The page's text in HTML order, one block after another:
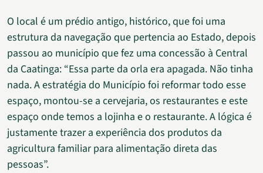
O local é um prédio antigo, histórico, que foi uma
estrutura da navegação que pertencia ao Estado, depois
passou ao município que fez uma concessão à Central
da Caatinga: “Essa parte da orla era apagada. Não tinha
nada. A estratégia do Município foi reformar todo esse
espaço, montou-se a cervejaria, os restaurantes e este
espaço onde temos a lojinha e o restaurante. A lógica é
justamente trazer a experiência dos produtos da
agricultura familiar para alimentação direta das
pessoas”.